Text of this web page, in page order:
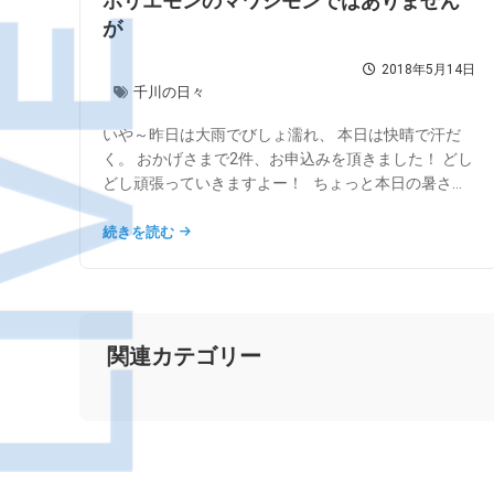
が
2018年5月14日
千川の日々
いや～昨日は大雨でびしょ濡れ、 本日は快晴で汗だ
く。 おかげさまで2件、お申込みを頂きました！ どし
どし頑張っていきますよー！ ちょっと本日の暑さ...
続きを読む
関連カテゴリー